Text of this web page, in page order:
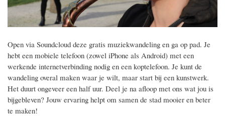
Open via Soundcloud deze gratis muziekwandeling en ga op pad. Je
hebt een mobiele telefoon (zowel iPhone als Android) met een
werkende internetverbinding nodig en een koptelefoon. Je kunt de
wandeling overal maken waar je wilt, maar start bij een kunstwerk.
Het duurt ongeveer een half uur. Deel je na afloop met ons wat jou is
bijgebleven? Jouw ervaring helpt om samen de stad mooier en beter
te maken!